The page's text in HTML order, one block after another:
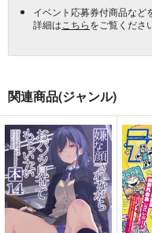
イベント応募券付商品など
詳細は こちらをご覧くださ
関連商品(ジャンル)